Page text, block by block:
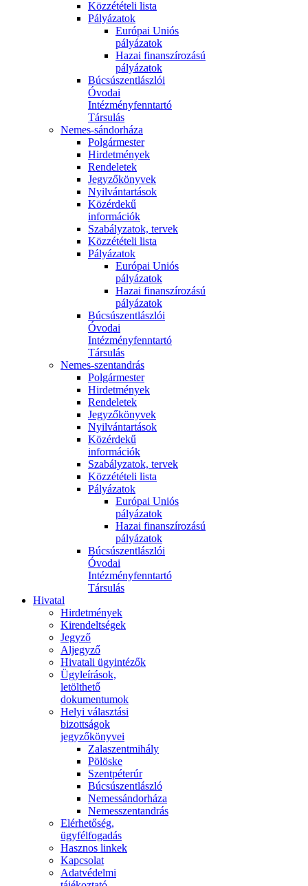
Közzétételi lista
Pályázatok
Európai Uniós
pályázatok
Hazai finanszírozású
pályázatok
Búcsúszentlászlói
Óvodai
Intézményfenntartó
Társulás
Nemes-sándorháza
Polgármester
Hirdetmények
Rendeletek
Jegyzőkönyvek
Nyilvántartások
Közérdekű
információk
Szabályzatok, tervek
Közzétételi lista
Pályázatok
Európai Uniós
pályázatok
Hazai finanszírozású
pályázatok
Búcsúszentlászlói
Óvodai
Intézményfenntartó
Társulás
Nemes-szentandrás
Polgármester
Hirdetmények
Rendeletek
Jegyzőkönyvek
Nyilvántartások
Közérdekű
információk
Szabályzatok, tervek
Közzétételi lista
Pályázatok
Európai Uniós
pályázatok
Hazai finanszírozású
pályázatok
Búcsúszentlászlói
Óvodai
Intézményfenntartó
Társulás
Hivatal
Hirdetmények
Kirendeltségek
Jegyző
Aljegyző
Hivatali ügyintézők
Ügyleírások,
letölthető
dokumentumok
Helyi választási
bizottságok
jegyzőkönyvei
Zalaszentmihály
Pölöske
Szentpéterúr
Búcsúszentlászló
Nemessándorháza
Nemesszentandrás
Elérhetőség,
ügyfélfogadás
Hasznos linkek
Kapcsolat
Adatvédelmi